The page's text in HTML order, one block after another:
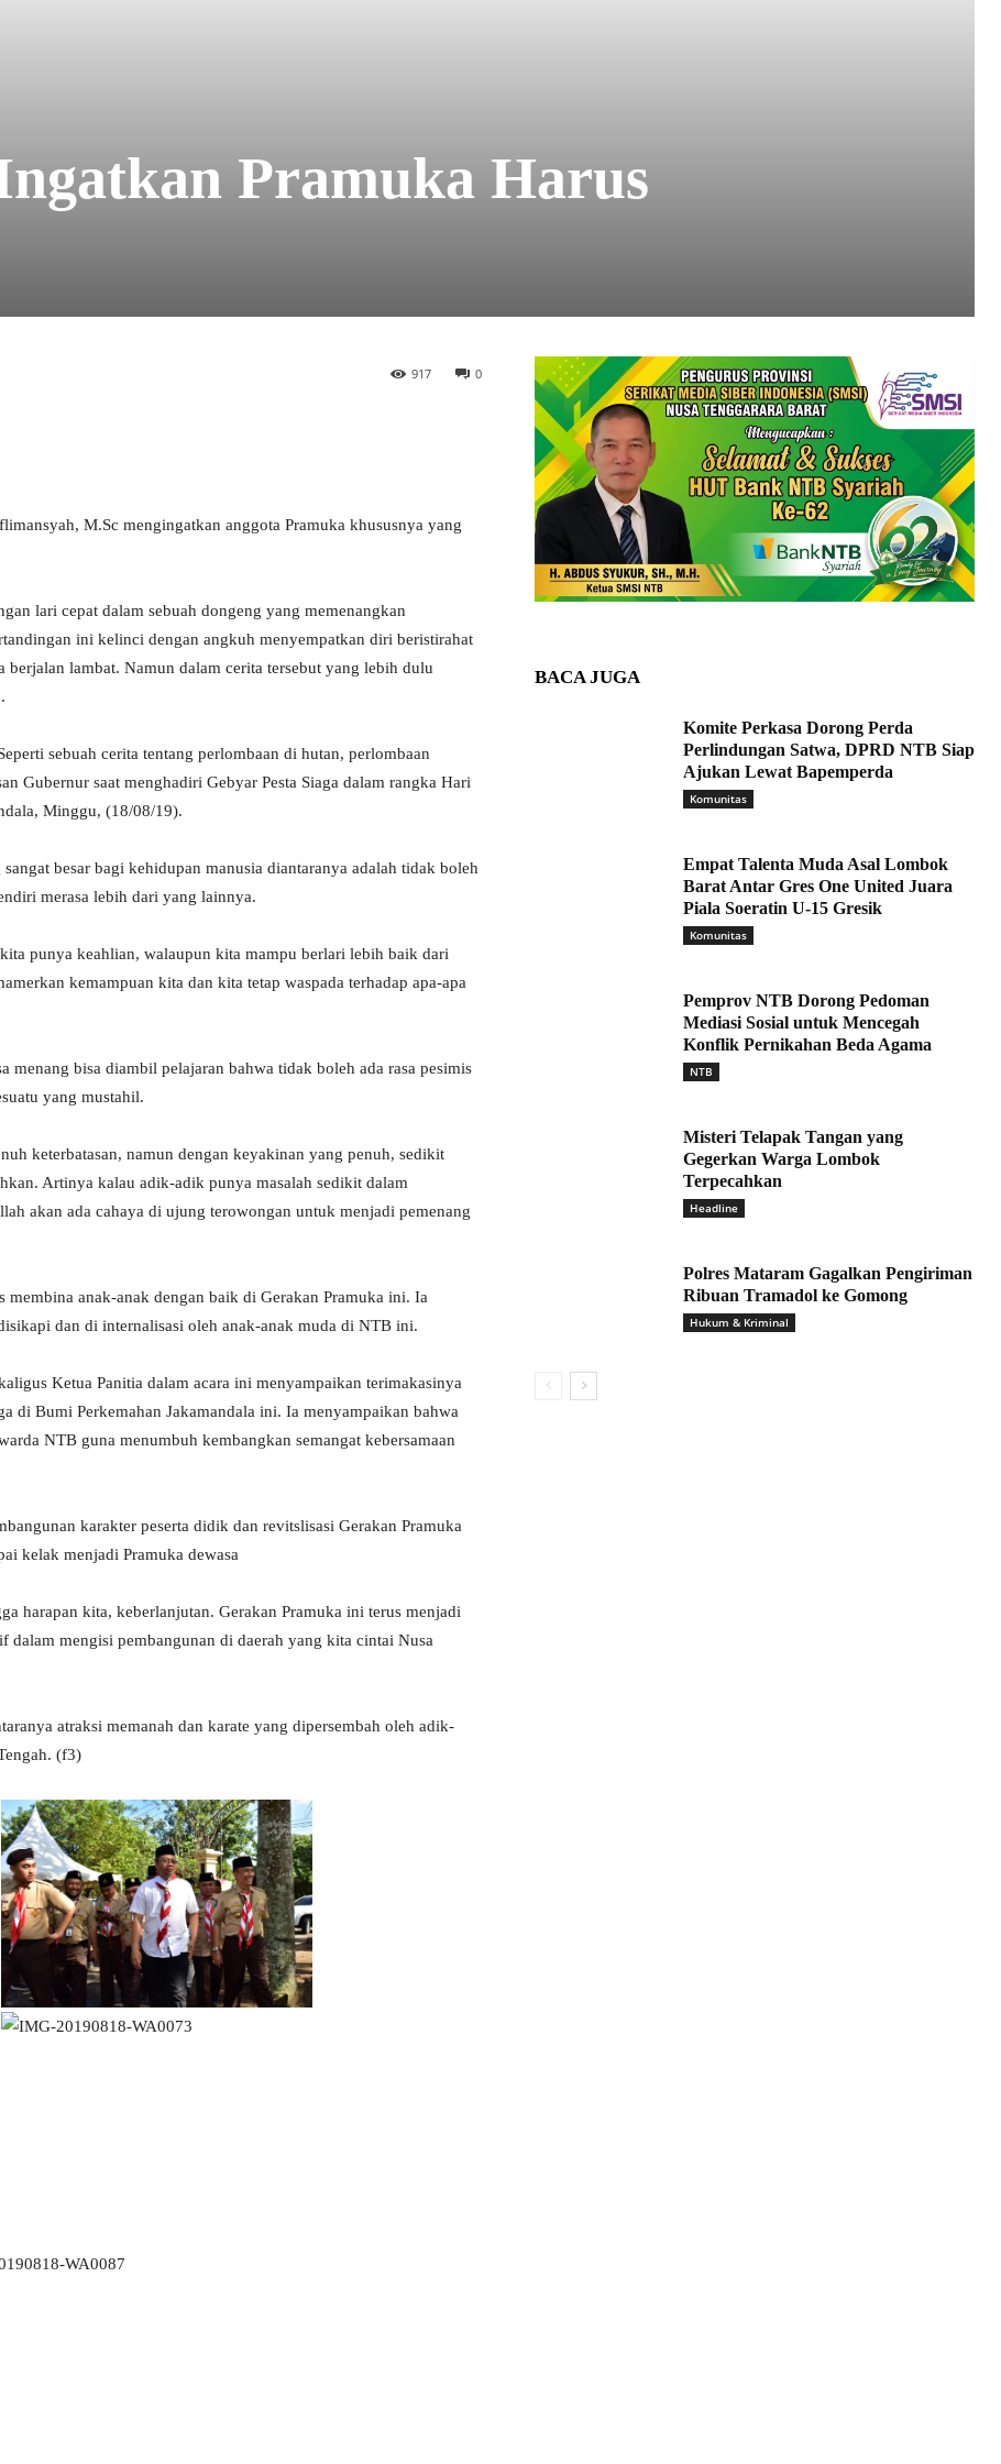
Pramuka Harus
0
917
M.Sc mengingatkan anggota Pramuka khususnya yang
lari cepat dalam sebuah dongeng yang memenangkan
ini kelinci dengan angkuh menyempatkan diri beristirahat
lambat. Namun dalam cerita tersebut yang lebih dulu
sebuah cerita tentang perlombaan di hutan, perlombaan
Gubernur saat menghadiri Gebyar Pesta Siaga dalam rangka Hari
Minggu, (18/08/19).
besar bagi kehidupan manusia diantaranya adalah tidak boleh
merasa lebih dari yang lainnya.
punya keahlian, walaupun kita mampu berlari lebih baik dari
kemampuan kita dan kita tetap waspada terhadap apa-apa
bisa diambil pelajaran bahwa tidak boleh ada rasa pesimis
yang mustahil.
keterbatasan, namun dengan keyakinan yang penuh, sedikit
Artinya kalau adik-adik punya masalah sedikit dalam
akan ada cahaya di ujung terowongan untuk menjadi pemenang
membina anak-anak dengan baik di Gerakan Pramuka ini. Ia
dan di internalisasi oleh anak-anak muda di NTB ini.
Ketua Panitia dalam acara ini menyampaikan terimakasinya
di Bumi Perkemahan Jakamandala ini. Ia menyampaikan bahwa
NTB guna menumbuh kembangkan semangat kebersamaan
karakter peserta didik dan revitslisasi Gerakan Pramuka
kelak menjadi Pramuka dewasa
harapan kita, keberlanjutan. Gerakan Pramuka ini terus menjadi
dalam mengisi pembangunan di daerah yang kita cintai Nusa
atraksi memanah dan karate yang dipersembah oleh adik-
(f3)
BACA JUGA
Komite Perkasa Dorong Perda
Perlindungan Satwa, DPRD NTB Siap
Ajukan Lewat Bapemperda
Komunitas
Empat Talenta Muda Asal Lombok
Barat Antar Gres One United Juara
Piala Soeratin U-15 Gresik
Komunitas
Pemprov NTB Dorong Pedoman
Mediasi Sosial untuk Mencegah
Konflik Pernikahan Beda Agama
NTB
Misteri Telapak Tangan yang
Gegerkan Warga Lombok
Terpecahkan
Headline
Polres Mataram Gagalkan Pengiriman
Ribuan Tramadol ke Gomong
Hukum & Kriminal